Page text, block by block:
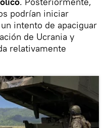
podrían iniciar
intento de apaciguar
de Ucrania y
relativamente